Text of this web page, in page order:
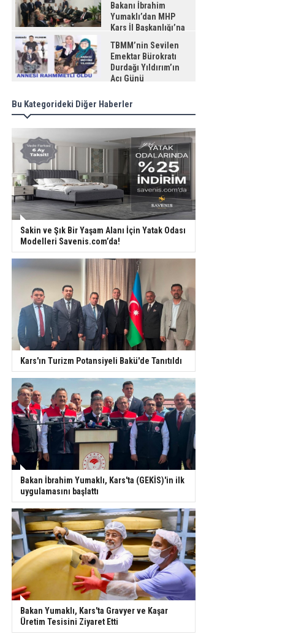
Bakanı İbrahim
Yumaklı’dan MHP
Kars İl Başkanlığı’na
Ziyaret
TBMM’nin Sevilen
Emektar Bürokratı
Durdağı Yıldırım’ın
Acı Günü
Bu Kategorideki Diğer Haberler
Sakin ve Şık Bir Yaşam Alanı İçin Yatak Odası
Modelleri Savenis.com’da!
Kars'ın Turizm Potansiyeli Bakü'de Tanıtıldı
Bakan İbrahim Yumaklı, Kars'ta (GEKİS)'in ilk
uygulamasını başlattı
Bakan Yumaklı, Kars'ta Gravyer ve Kaşar
Üretim Tesisini Ziyaret Etti